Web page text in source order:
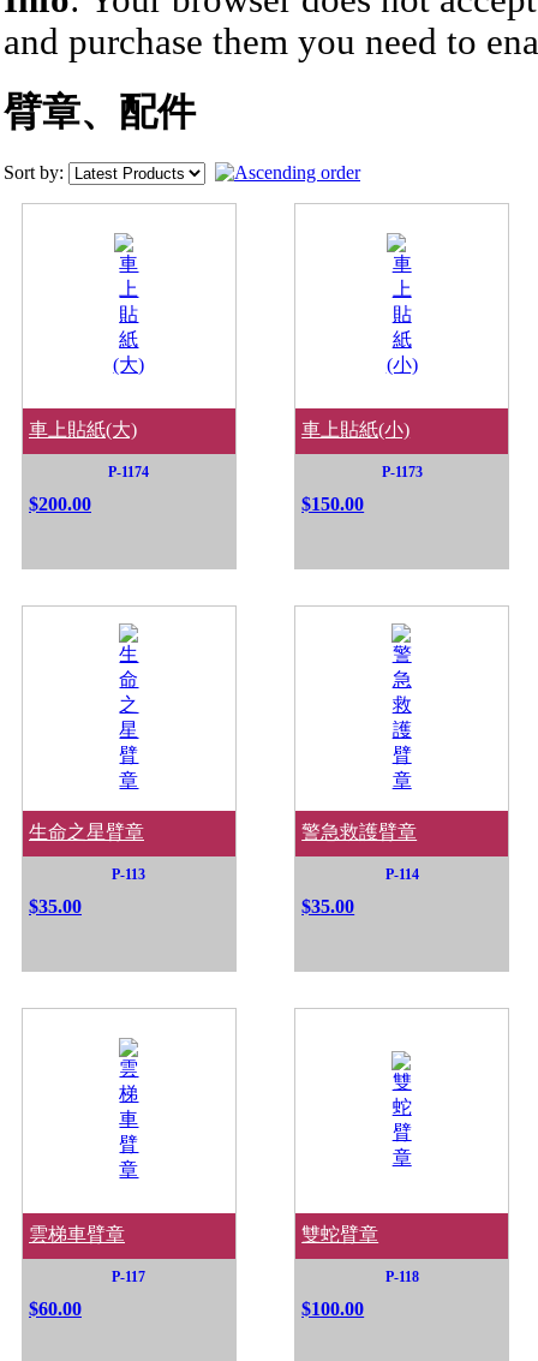
and purchase them you need to
臂章、配件
Sort by:
車上貼紙(大)
P-1174
$200.00
車上貼紙(小)
P-1173
$150.00
生命之星臂章
P-113
$35.00
警急救護臂章
P-114
$35.00
雲梯車臂章
P-117
$60.00
雙蛇臂章
P-118
$100.00